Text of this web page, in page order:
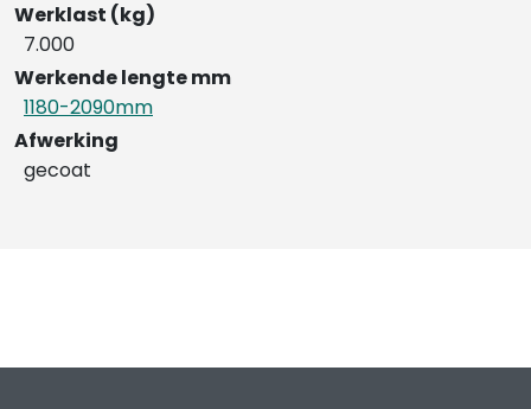
Werklast (kg)
7.000
Werkende lengte mm
1180-2090mm
Afwerking
gecoat